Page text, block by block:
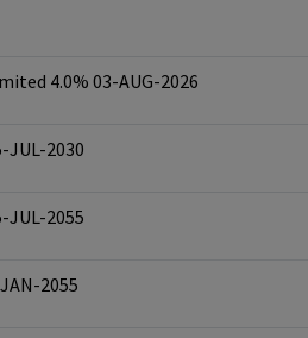
4.0% 03-AUG-2026
JUL-2030
JUL-2055
2055